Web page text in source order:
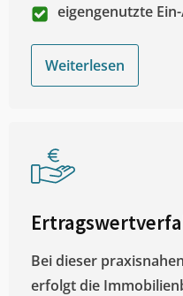
eigengenutzte
Weiterlesen
Bei dieser
erfolgt die